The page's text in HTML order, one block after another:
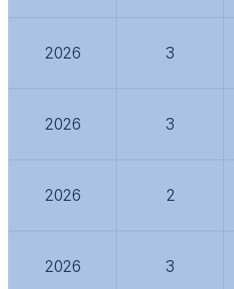
2026 3
2026 3
2026 2
2026 3